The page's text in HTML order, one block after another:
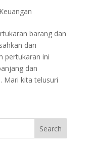
Keuangan
barang dan
dari
pertukaran ini
dan
Mari kita telusuri
Search